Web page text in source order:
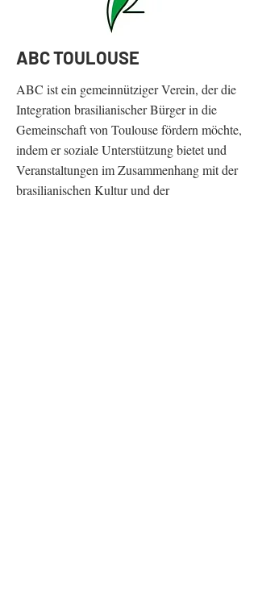
ABC TOULOUSE
ABC ist ein gemeinnütziger Verein, der die
Integration brasilianischer Bürger in die
Gemeinschaft von Toulouse fördern möchte,
indem er soziale Unterstützung bietet und
Veranstaltungen im Zusammenhang mit der
brasilianischen Kultur und der